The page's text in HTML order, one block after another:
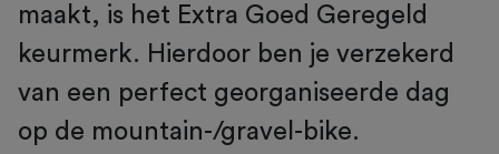
maakt, is het Extra Goed Geregeld
keurmerk. Hierdoor ben je verzekerd
van een perfect georganiseerde dag
op de mountain-/gravel-bike.